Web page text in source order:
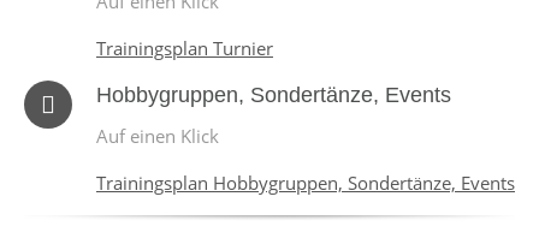
Trainingsplan Turnier
Hobbygruppen, Sondertänze, Events
Auf einen Klick
Trainingsplan Hobbygruppen, Sondertänze, Events